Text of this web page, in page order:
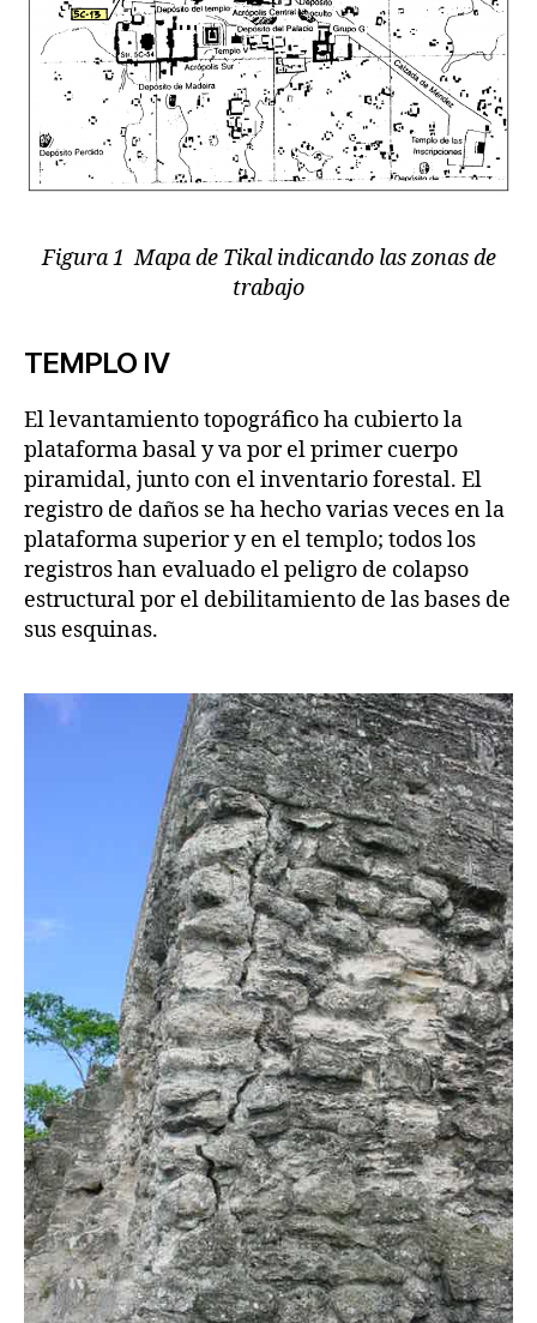
Figura 1 Mapa de Tikal indicando las zonas de
trabajo
TEMPLO IV
El levantamiento topográfico ha cubierto la
plataforma basal y va por el primer cuerpo
piramidal, junto con el inventario forestal. El
registro de daños se ha hecho varias veces en la
plataforma superior y en el templo; todos los
registros han evaluado el peligro de colapso
estructural por el debilitamiento de las bases de
sus esquinas.